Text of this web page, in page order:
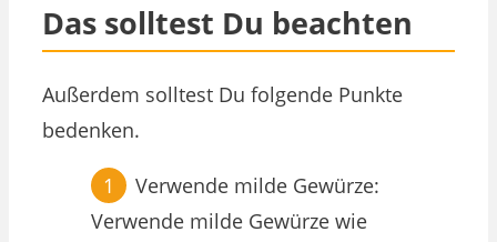
Das solltest Du beachten
Außerdem solltest Du folgende Punkte
bedenken.
Verwende milde Gewürze:
Verwende milde Gewürze wie